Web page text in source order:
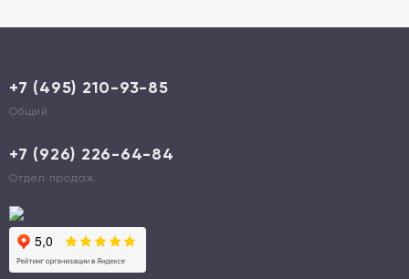
+7 (495) 210-93-85
Общий
+7 (926) 226-64-84
Отдел продаж